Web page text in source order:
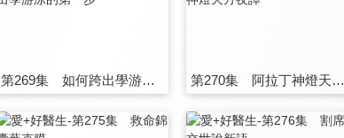
第269集 如何跨出學游泳的第一步 第270集 阿拉丁神燈天方夜譚